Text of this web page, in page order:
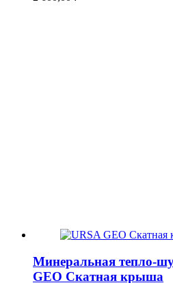
Минеральная тепло-
GEO Скатная крыша